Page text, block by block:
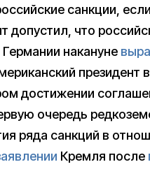
санкции,
допустил, что
накануне
президент
достижении
очередь
ряда санкций в
Кремля после